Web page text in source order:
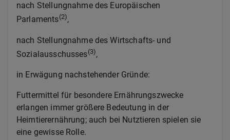
nach Stellungnahme des Europäischen
Parlaments(2),
nach Stellungnahme des Wirtschafts- und
Sozialausschusses(3),
in Erwägung nachstehender Gründe:
Futtermittel für besondere Ernährungszwecke
erlangen immer größere Bedeutung in der
Heimtierernährung; auch bei Nutztieren spielen sie
eine gewisse Rolle.